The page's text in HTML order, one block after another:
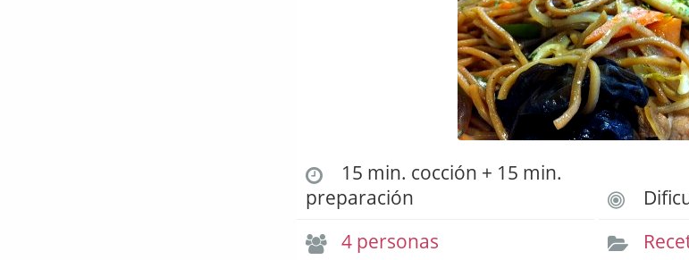
15 min. cocción + 15 min.
preparación
4 personas